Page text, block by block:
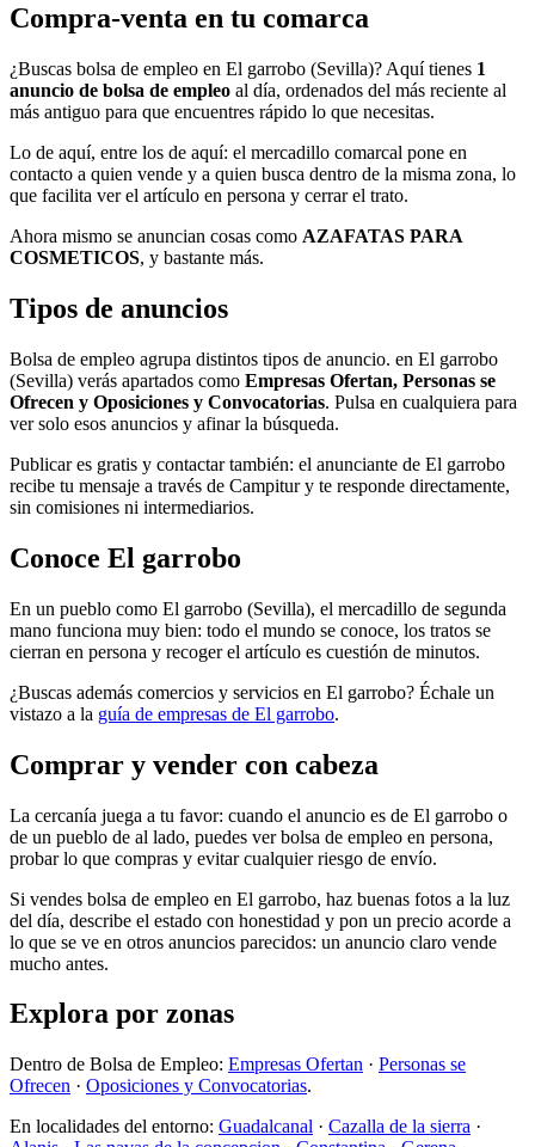
Compra-venta en tu comarca
¿Buscas bolsa de empleo en El garrobo (Sevilla)? Aquí tienes 1
anuncio de bolsa de empleo al día, ordenados del más reciente al
más antiguo para que encuentres rápido lo que necesitas.
Lo de aquí, entre los de aquí: el mercadillo comarcal pone en
contacto a quien vende y a quien busca dentro de la misma zona, lo
que facilita ver el artículo en persona y cerrar el trato.
Ahora mismo se anuncian cosas como AZAFATAS PARA
COSMETICOS, y bastante más.
Tipos de anuncios
Bolsa de empleo agrupa distintos tipos de anuncio. en El garrobo
(Sevilla) verás apartados como Empresas Ofertan, Personas se
Ofrecen y Oposiciones y Convocatorias. Pulsa en cualquiera para
ver solo esos anuncios y afinar la búsqueda.
Publicar es gratis y contactar también: el anunciante de El garrobo
recibe tu mensaje a través de Campitur y te responde directamente,
sin comisiones ni intermediarios.
Conoce El garrobo
En un pueblo como El garrobo (Sevilla), el mercadillo de segunda
mano funciona muy bien: todo el mundo se conoce, los tratos se
cierran en persona y recoger el artículo es cuestión de minutos.
¿Buscas además comercios y servicios en El garrobo? Échale un
vistazo a la guía de empresas de El garrobo.
Comprar y vender con cabeza
La cercanía juega a tu favor: cuando el anuncio es de El garrobo o
de un pueblo de al lado, puedes ver bolsa de empleo en persona,
probar lo que compras y evitar cualquier riesgo de envío.
Si vendes bolsa de empleo en El garrobo, haz buenas fotos a la luz
del día, describe el estado con honestidad y pon un precio acorde a
lo que se ve en otros anuncios parecidos: un anuncio claro vende
mucho antes.
Explora por zonas
Dentro de Bolsa de Empleo: Empresas Ofertan · Personas se
Ofrecen · Oposiciones y Convocatorias.
En localidades del entorno: Guadalcanal · Cazalla de la sierra ·